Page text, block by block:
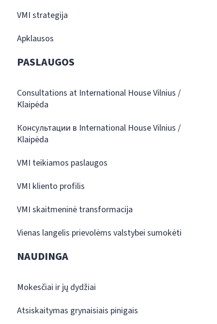
VMI strategija
Apklausos
PASLAUGOS
Consultations at International House Vilnius /
Klaipėda
Консультации в International House Vilnius /
Klaipėda
VMI teikiamos paslaugos
VMI kliento profilis
VMI skaitmeninė transformacija
Vienas langelis prievolėms valstybei sumokėti
NAUDINGA
Mokesčiai ir jų dydžiai
Atsiskaitymas grynaisiais pinigais